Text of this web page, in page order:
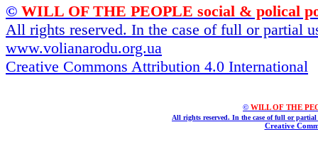
© WILL OF THE PEOPLE social & polical
All rights reserved. In the case of full or partial
www.volianarodu.org.ua
Creative Commons Attribution 4.0 International
© WILL OF THE
All rights reserved. In the case of full or
Creative